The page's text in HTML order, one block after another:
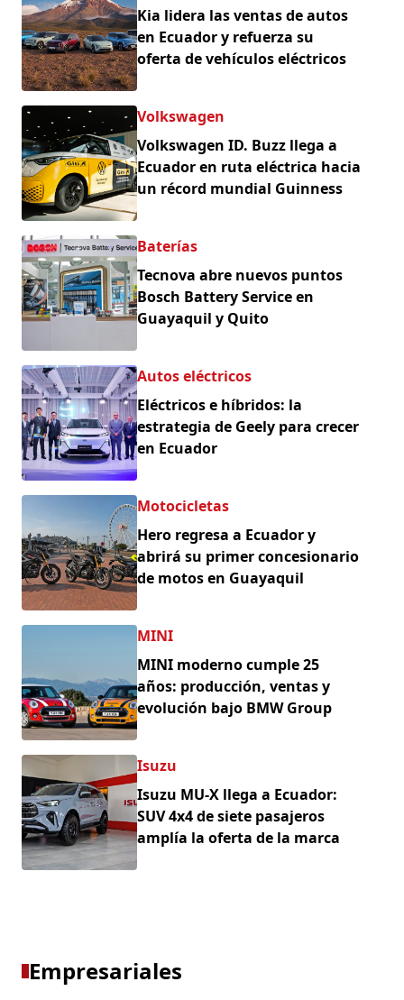
Kia lidera las ventas de autos
en Ecuador y refuerza su
oferta de vehículos eléctricos
Volkswagen
Volkswagen ID. Buzz llega a
Ecuador en ruta eléctrica hacia
un récord mundial Guinness
Baterías
Tecnova abre nuevos puntos
Bosch Battery Service en
Guayaquil y Quito
Autos eléctricos
Eléctricos e híbridos: la
estrategia de Geely para crecer
en Ecuador
Motocicletas
Hero regresa a Ecuador y
abrirá su primer concesionario
de motos en Guayaquil
MINI
MINI moderno cumple 25
años: producción, ventas y
evolución bajo BMW Group
Isuzu
Isuzu MU-X llega a Ecuador:
SUV 4x4 de siete pasajeros
amplía la oferta de la marca
Empresariales